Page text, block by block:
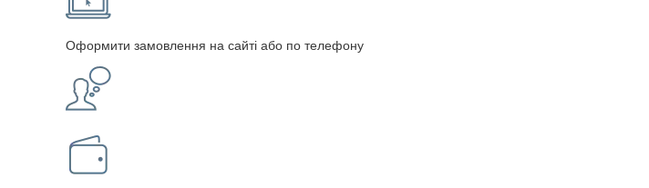
Оформити замовлення на сайті або по телефону